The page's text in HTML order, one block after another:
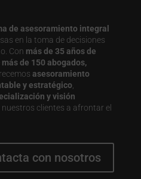
de asesoramiento integral
en la toma de decisiones
Con más de 35 años de
más de 150 abogados,
asesoramiento
y estratégico
y visión
clientes a afrontar el
con nosotros